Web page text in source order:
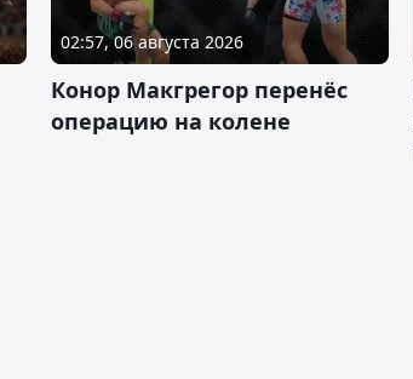
02:57, 06 августа 2026
Конор Макгрегор перенёс
операцию на колене